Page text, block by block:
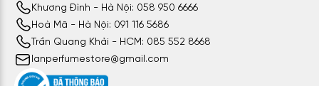
Khương Đình - Hà Nội: 058 950 6666
Hoà Mã - Hà Nội: 091 116 5686
Trần Quang Khải - HCM: 085 552 8668
lanperfumestore@gmail.com